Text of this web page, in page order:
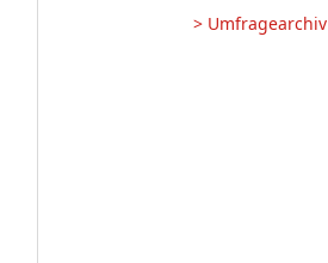
> Umfragearchiv